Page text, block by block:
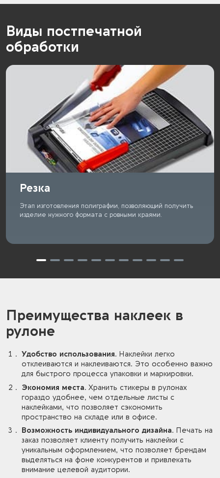
Виды постпечатной
обработки
Резка
Этап изготовления полиграфии, позволяющий получить
изделие нужного формата с ровными краями.
Преимущества наклеек в
рулоне
Удобство использования. Наклейки легко
отклеиваются и наклеиваются. Это особенно важно
для быстрого процесса упаковки и маркировки.
Экономия места. Хранить стикеры в рулонах
гораздо удобнее, чем отдельные листы с
наклейками, что позволяет сэкономить
пространство на складе или в офисе.
Возможность индивидуального дизайна. Печать на
заказ позволяет клиенту получить наклейки с
уникальным оформлением, что позволяет брендам
выделяться на фоне конкурентов и привлекать
внимание целевой аудитории.